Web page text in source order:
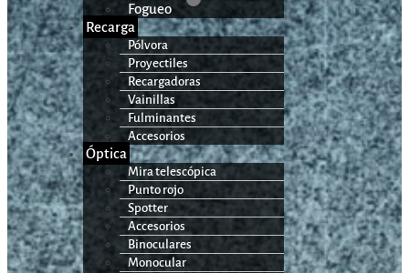
Fogueo
Recarga
Pólvora
Proyectiles
Recargadoras
Vainillas
Fulminantes
Accesorios
Óptica
Mira telescópica
Punto rojo
Spotter
Accesorios
Binoculares
Monocular